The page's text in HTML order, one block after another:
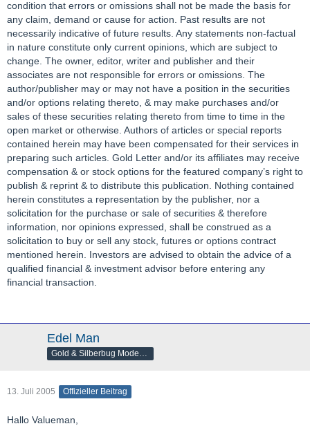
condition that errors or omissions shall not be made the basis for
any claim, demand or cause for action. Past results are not
necessarily indicative of future results. Any statements non-factual
in nature constitute only current opinions, which are subject to
change. The owner, editor, writer and publisher and their
associates are not responsible for errors or omissions. The
author/publisher may or may not have a position in the securities
and/or options relating thereto, & may make purchases and/or
sales of these securities relating thereto from time to time in the
open market or otherwise. Authors of articles or special reports
contained herein may have been compensated for their services in
preparing such articles. Gold Letter and/or its affiliates may receive
compensation & or stock options for the featured company’s right to
publish & reprint & to distribute this publication. Nothing contained
herein constitutes a representation by the publisher, nor a
solicitation for the purchase or sale of securities & therefore
information, nor opinions expressed, shall be construed as a
solicitation to buy or sell any stock, futures or options contract
mentioned herein. Investors are advised to obtain the advice of a
qualified financial & investment advisor before entering any
financial transaction.
Edel Man
Gold & Silberbug Moderator
13. Juli 2005 Offizieller Beitrag
Hallo Valueman,